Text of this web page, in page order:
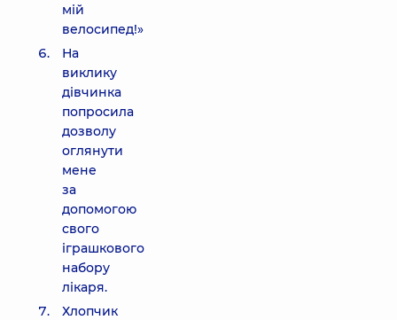
мій
велосипед!»
На
виклику
дівчинка
попросила
дозволу
оглянути
мене
за
допомогою
свого
іграшкового
набору
лікаря.
Хлопчик